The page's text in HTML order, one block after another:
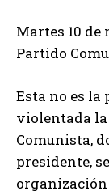
Martes 10 de
Partido
Esta no es la
violentada
Comunista,
presidente,